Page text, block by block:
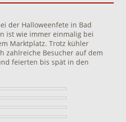
der Halloweenfete in Bad
ist wie immer einmalig bei
Marktplatz. Trotz kühler
zahlreiche Besucher auf dem
feierten bis spät in den